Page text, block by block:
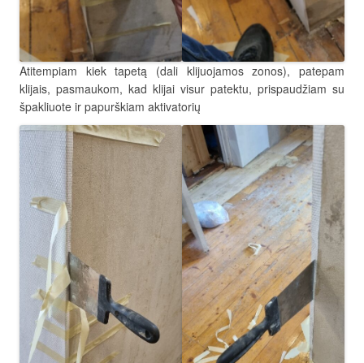
Atitempiam kiek tapetą (dali klijuojamos zonos), patepam
klijais, pasmaukom, kad klijai visur patektu, prispaudžiam su
špakliuote ir papurškiam aktivatorių